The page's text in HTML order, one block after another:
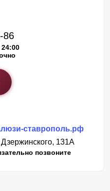
86
ставрополь.рф
131А
позвоните